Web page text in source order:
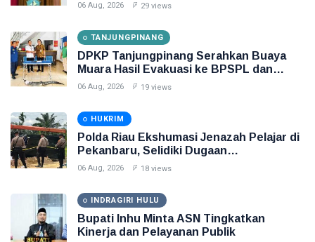
06 Aug, 2026 29 views
TANJUNGPINANG
DPKP Tanjungpinang Serahkan Buaya
Muara Hasil Evakuasi ke BPSPL dan
Taman Safari Lagoi
06 Aug, 2026 19 views
HUKRIM
Polda Riau Ekshumasi Jenazah Pelajar di
Pekanbaru, Selidiki Dugaan
Penganiayaan
06 Aug, 2026 18 views
INDRAGIRI HULU
Bupati Inhu Minta ASN Tingkatkan
Kinerja dan Pelayanan Publik